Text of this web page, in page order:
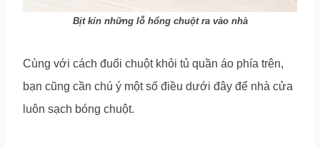
Bịt kín những lỗ hổng chuột ra vào nhà
Cùng với cách đuổi chuột khỏi tủ quần áo phía trên,
bạn cũng cần chú ý một số điều dưới đây để nhà cửa
luôn sạch bóng chuột.